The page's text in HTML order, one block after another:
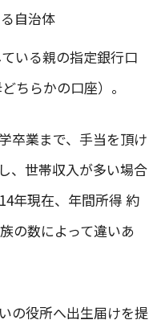
自治体
いる親の指定銀行口
ちらかの口座）。
卒業まで、手当を頂け
、世帯収入が多い場合
年現在、年間所得 約
の数によって違いあ
の役所へ出生届けを提